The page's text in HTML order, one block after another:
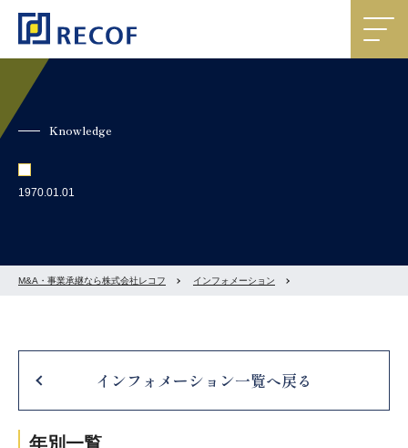
Knowledge
1970.01.01
M&A・事業承継なら株式会社レコフ インフォメーション
インフォメーション一覧へ戻る
年別一覧